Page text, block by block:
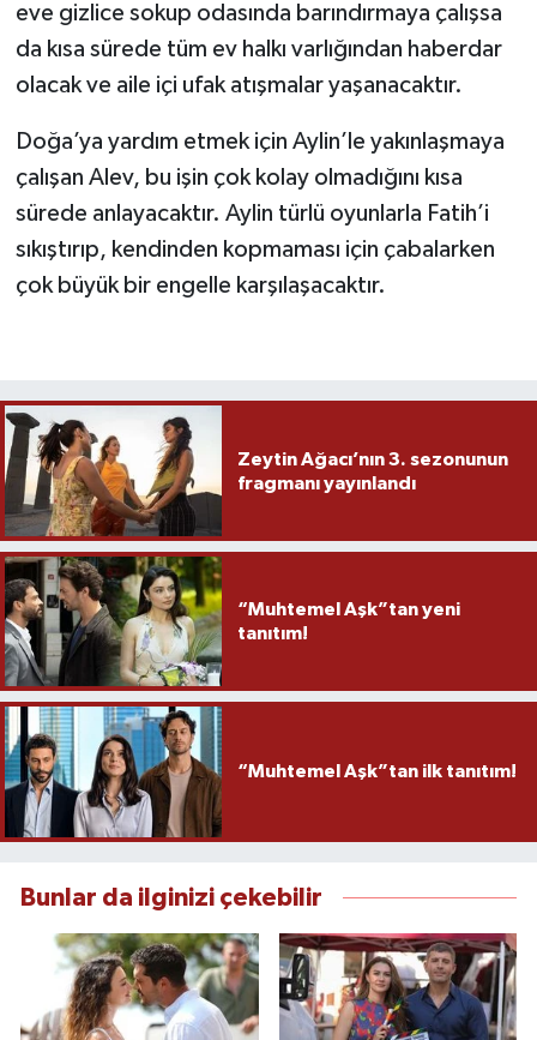
eve gizlice sokup odasında barındırmaya çalışsa
da kısa sürede tüm ev halkı varlığından haberdar
olacak ve aile içi ufak atışmalar yaşanacaktır.
Doğa’ya yardım etmek için Aylin’le yakınlaşmaya
çalışan Alev, bu işin çok kolay olmadığını kısa
sürede anlayacaktır. Aylin türlü oyunlarla Fatih’i
sıkıştırıp, kendinden kopmaması için çabalarken
çok büyük bir engelle karşılaşacaktır.
Zeytin Ağacı’nın 3. sezonunun
fragmanı yayınlandı
“Muhtemel Aşk”tan yeni
tanıtım!
“Muhtemel Aşk”tan ilk tanıtım!
Bunlar da ilginizi çekebilir